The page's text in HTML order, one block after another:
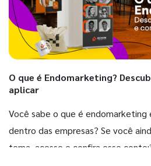
O que é Endomarketing?
aplicar
Você sabe o que é endomarketing
dentro das empresas? Se você
tema, acesse e confira esse